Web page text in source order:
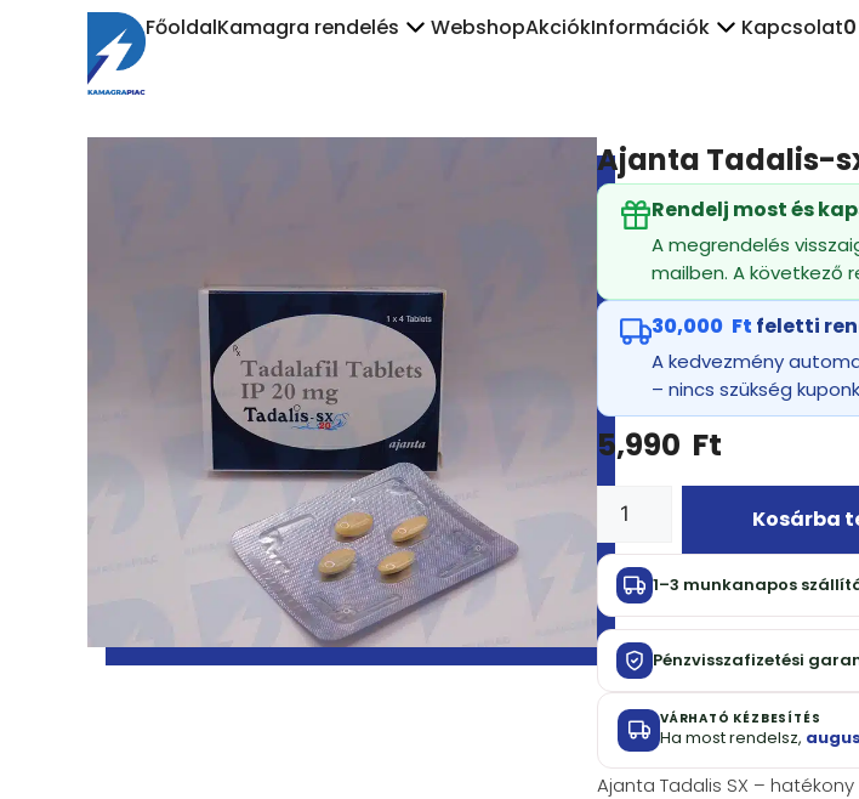
FőoldalKamagra rendelés WebshopAkciókInformációk Kapcsolat0
Ajanta Tadalis-
Rendelj most és
A megrendelés
mailben. A következő
30,000 Ft feletti
A kedvezmény
– nincs szükség
5,990 Ft
Kosárba
1–3 munkanapos
Pénzvisszafizetési
VÁRHATÓ KÉZBESÍTÉS
Ha most rendelsz,
Ajanta Tadalis SX –